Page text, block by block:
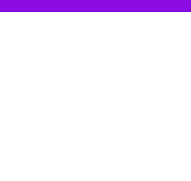
تهران- ایرنا- ثبت‌نام‌ در آزمون اختصاصی پذیرش